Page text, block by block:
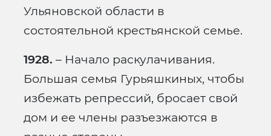
Ульяновской области в
состоятельной крестьянской семье.
1928. – Начало раскулачивания.
Большая семья Гурьяшкиных, чтобы
избежать репрессий, бросает свой
дом и ее члены разъезжаются в